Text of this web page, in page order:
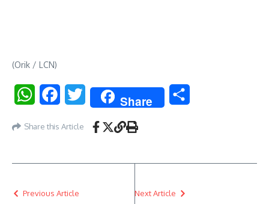
(Orik / LCN)
WhatsAppFacebookTwitter Share
Share this Article
Previous Article Next Article